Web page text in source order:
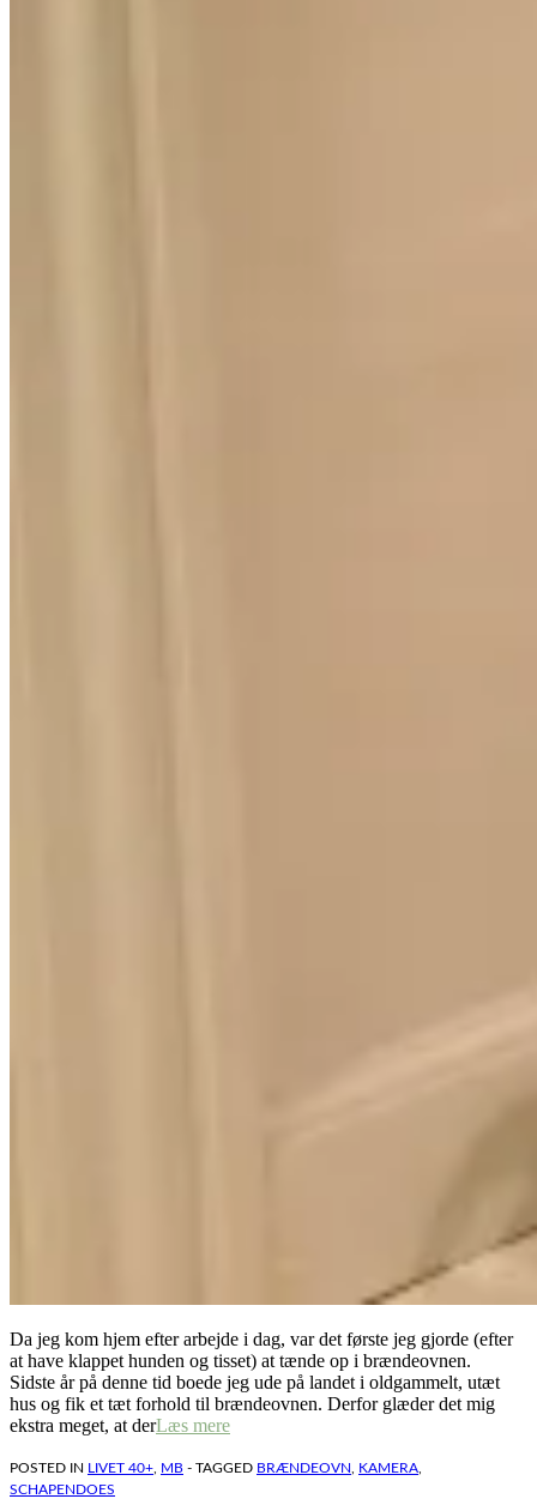
Da jeg kom hjem efter arbejde i dag, var det første jeg gjorde (efter
at have klappet hunden og tisset) at tænde op i brændeovnen.
Sidste år på denne tid boede jeg ude på landet i oldgammelt, utæt
hus og fik et tæt forhold til brændeovnen. Derfor glæder det mig
ekstra meget, at derLæs mere
POSTED IN LIVET 40+ MB - TAGGED BRÆNDEOVN KAMERA
SCHAPENDOES